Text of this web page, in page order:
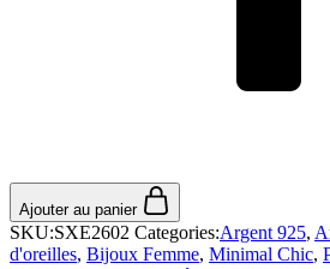
Ajouter au panier
SKU:SXE2602 Categories:Argent 925,
d'oreilles, Bijoux Femme, Minimal Chic,